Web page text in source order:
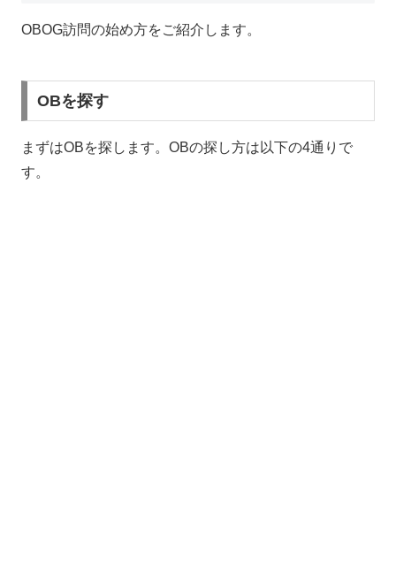
OBOG訪問の始め方をご紹介します。
OBを探す
まずはOBを探します。OBの探し方は以下の4通りで
す。